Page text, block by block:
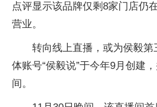
点评显示该品牌仅剩8家门店仍
营业。
转向线上直播，或为侯毅
体账号“侯毅说”于今年9月创建
间。